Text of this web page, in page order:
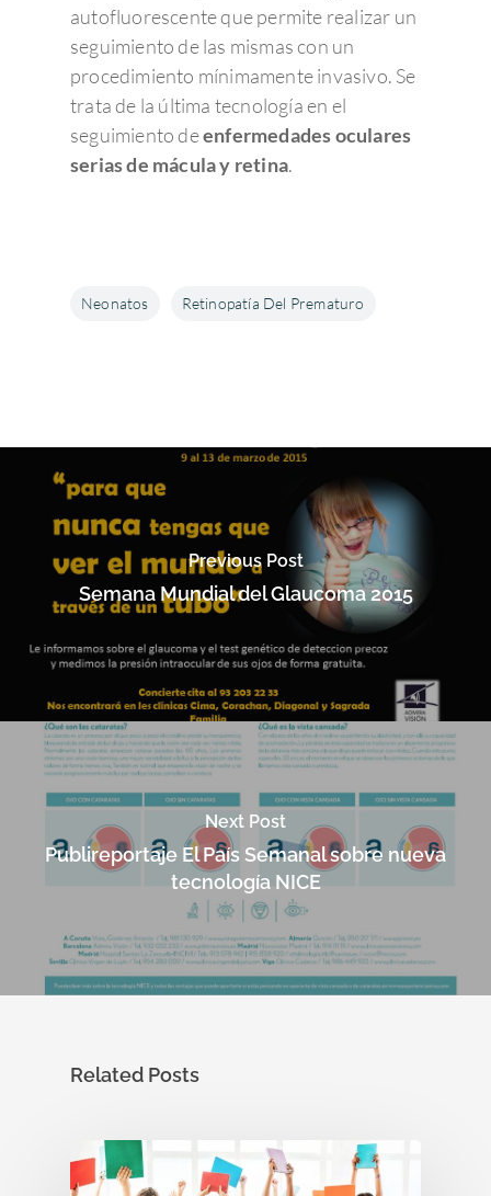
autofluorescente que permite realizar un
seguimiento de las mismas con un
procedimiento mínimamente invasivo. Se
trata de la última tecnología en el
seguimiento deenfermedades oculares
serias de mácula y retina.
Neonatos Retinopatía Del Prematuro
Previous Post
Semana Mundial del Glaucoma 2015
Next Post
Publireportaje El País Semanal sobre nueva
tecnología NICE
Related Posts
Ojo seco
Daltonismo
Trastornos comunes
Cirugía de las Cataratas
Admira Visión
Quienes somos
Blog